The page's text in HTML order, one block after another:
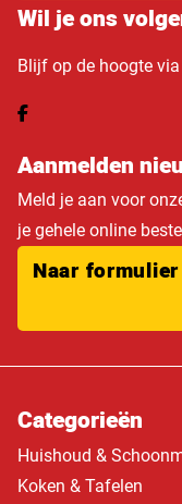
Wil je ons
Blijf op de hoogte
Aanmelden
Meld je aan voor
je gehele online
Naar formulier
Categorieën
Huishoud &
Koken & Tafelen